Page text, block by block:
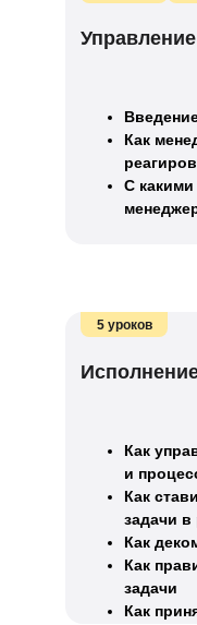
Как
С какими
5 уроков
Как
и
Как
задачи в
Как
Как
задачи
Как